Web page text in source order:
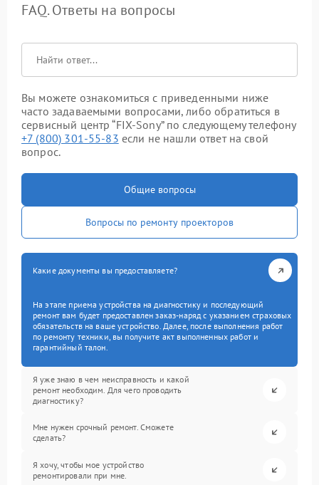
FAQ. Ответы на вопросы
Вы можете ознакомиться с приведенными ниже
часто задаваемыми вопросами, либо обратиться в
сервисный центр “FIX-Sony” по следующему телефону
+7 (800) 301-55-83 если не нашли ответ на свой
вопрос.
Общие вопросы
Вопросы по ремонту проекторов
Какие документы вы предоставляете?
На этапе приема устройства на диагностику и последующий
ремонт вам будет предоставлен заказ-наряд с указанием страховых
обязательств на ваше устройство. Далее, после выполнения работ
по ремонту техники, вы получите акт выполненных работ и
гарантийный талон.
Я уже знаю в чем неисправность и какой
ремонт необходим. Для чего проводить
диагностику?
Мне нужен срочный ремонт. Сможете
сделать?
Я хочу, чтобы мое устройство
ремонтировали при мне.